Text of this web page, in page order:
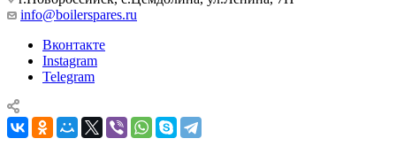
info@boilerspares.ru
Вконтакте
Instagram
Telegram